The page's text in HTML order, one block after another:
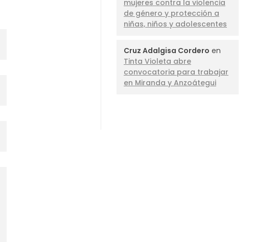
mujeres contra la violencia
de género y protección a
niñas, niños y adolescentes
Cruz Adalgisa Cordero en
Tinta Violeta abre
convocatoria para trabajar
en Miranda y Anzoátegui